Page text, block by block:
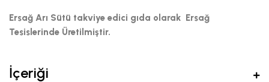
Ersağ Arı Sütü takviye edici gıda olarak Ersağ
Tesislerinde Üretilmiştir.
İçeriği